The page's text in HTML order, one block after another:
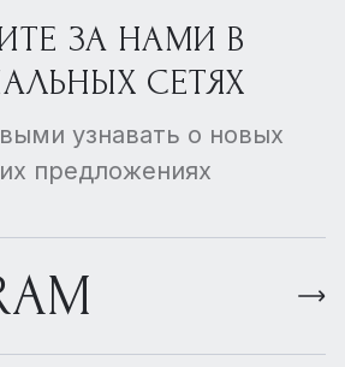
ЗА НАМИ В
СЕТЯХ
узнавать о новых
предложениях